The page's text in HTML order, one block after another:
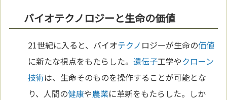
バイオテクノロジーと生命の価値
21世紀に入ると、バイオテクノ ロジーが生命の価値
に新たな視点をもたらした。遺伝子工学やクローン
技術は、生命そのものを操作することが可能とな
り、人間の健康や農業に革新をもたらした。しか